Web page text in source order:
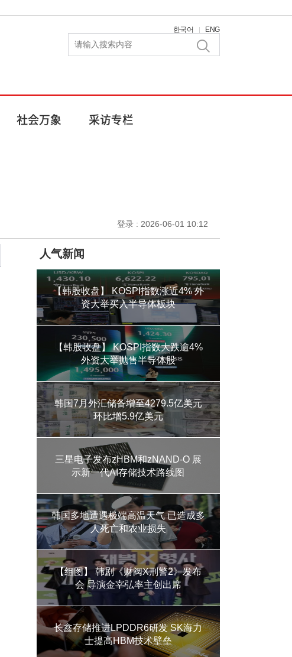
한국어 | ENG
登录 : 2026-06-01 10:12
人气新闻
【韩股收盘】 KOSPI指数涨近4% 外
资大举买入半导体板块
【韩股收盘】 KOSPI指数大跌逾4%
外资大举抛售半导体股
韩国7月外汇储备增至4279.5亿美元
环比增5.9亿美元
三星电子发布zHBM和zNAND-O 展
示新一代AI存储技术路线图
韩国多地遭遇极端高温天气 已造成多
人死亡和农业损失
【组图】 韩剧《财阀X刑警2》发布
会 导演金宰弘率主创出席
长鑫存储推进LPDDR6研发 SK海力
士提高HBM技术壁垒